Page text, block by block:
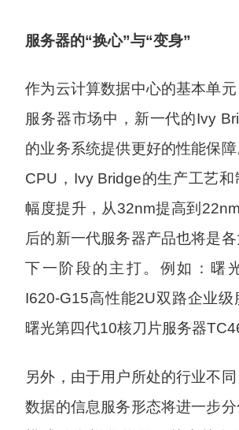
服务器的“换心”与“变身”
作为云计算数据中心的基本单
服务器市场中，新一代的Ivy
的业务系统提供更好的性能保
CPU，Ivy Bridge的生产工艺和
幅度提升，从32nm提高到22nm
后的新一代服务器产品也将是
下一阶段的主打。例如：曙
I620-G15高性能2U双路企业级
曙光第四代10核刀片服务器
另外，由于用户所处的行业不
数据的信息服务形态将进一步